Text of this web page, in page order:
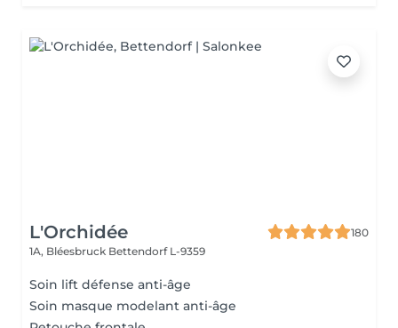
L'Orchidée
180
1A, Bléesbruck Bettendorf L-9359
Soin lift défense anti-âge
Soin masque modelant anti-âge